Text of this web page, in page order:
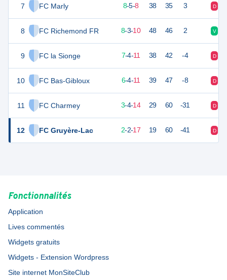
7 FC Marly
8 FC Richemond FR
9 FC la Sionge
10 FC Bas-Gibloux
11 FC Charmey
12 FC Gruyère-Lac
8-5-8 38 35 3 D
27 8-3-10 48 46 2 V
7-4-11 38 42 -4 D
22 6-4-11 39 47 -8 D
3-4-14 29 60 -31 D
8 2-2-17 19 60 -41 D
Fonctionnalités
Application
Lives commentés
Widgets gratuits
Widgets - Extension Wordpress
Site internet MonSiteClub